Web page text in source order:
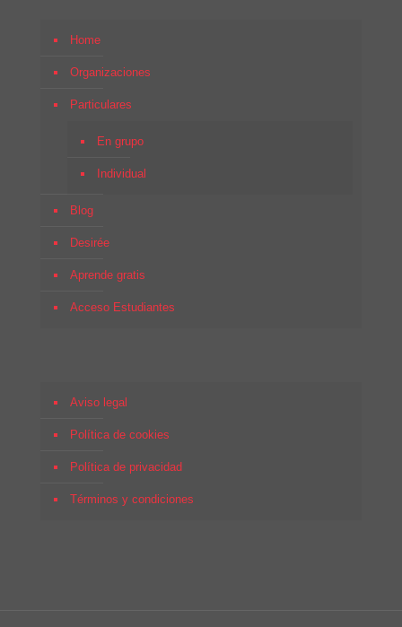
Home
Organizaciones
Particulares
En grupo
Individual
Blog
Desirée
Aprende gratis
Acceso Estudiantes
Aviso legal
Política de cookies
Política de privacidad
Términos y condiciones